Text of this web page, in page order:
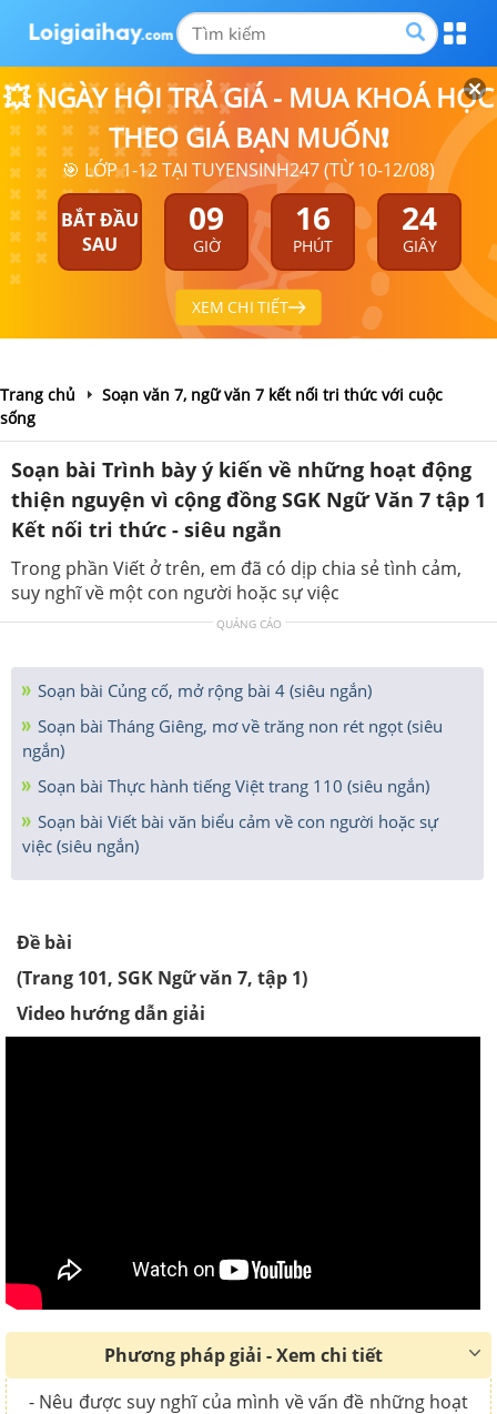
💥 NGÀY HỘI TRẢ GIÁ - MUA KHOÁ HỌC
THEO GIÁ BẠN MUỐN❗
🎯 LỚP 1-12 TẠI TUYENSINH247 (TỪ 10-12/08)
BẮT ĐẦU
SAU
09
GIỜ
16
PHÚT
24
GIÂY
XEM CHI TIẾT
Trang chủ
Soạn văn 7, ngữ văn 7 kết nối tri thức với cuộc
sống
Soạn bài Trình bày ý kiến về những hoạt động
thiện nguyện vì cộng đồng SGK Ngữ Văn 7 tập 1
Kết nối tri thức - siêu ngắn
Trong phần Viết ở trên, em đã có dịp chia sẻ tình cảm,
suy nghĩ về một con người hoặc sự việc
QUẢNG CÁO
Soạn bài Củng cố, mở rộng bài 4 (siêu ngắn)
Soạn bài Tháng Giêng, mơ về trăng non rét ngọt (siêu
ngắn)
Soạn bài Thực hành tiếng Việt trang 110 (siêu ngắn)
Soạn bài Viết bài văn biểu cảm về con người hoặc sự
việc (siêu ngắn)
Đề bài
(Trang 101, SGK Ngữ văn 7, tập 1)
Video hướng dẫn giải
Phương pháp giải - Xem chi tiết
- Nêu được suy nghĩ của mình về vấn đề những hoạt